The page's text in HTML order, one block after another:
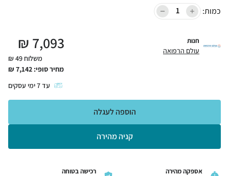
כמות:
חנות
עולם הרפואה 7,093
₪
משלוח 49 ₪
מחיר סופי: 7,142
₪
עד7ימי עסקים
קניה מהירה
הוספה לעגלה
אספקה מהירה
רכישה בטוחה